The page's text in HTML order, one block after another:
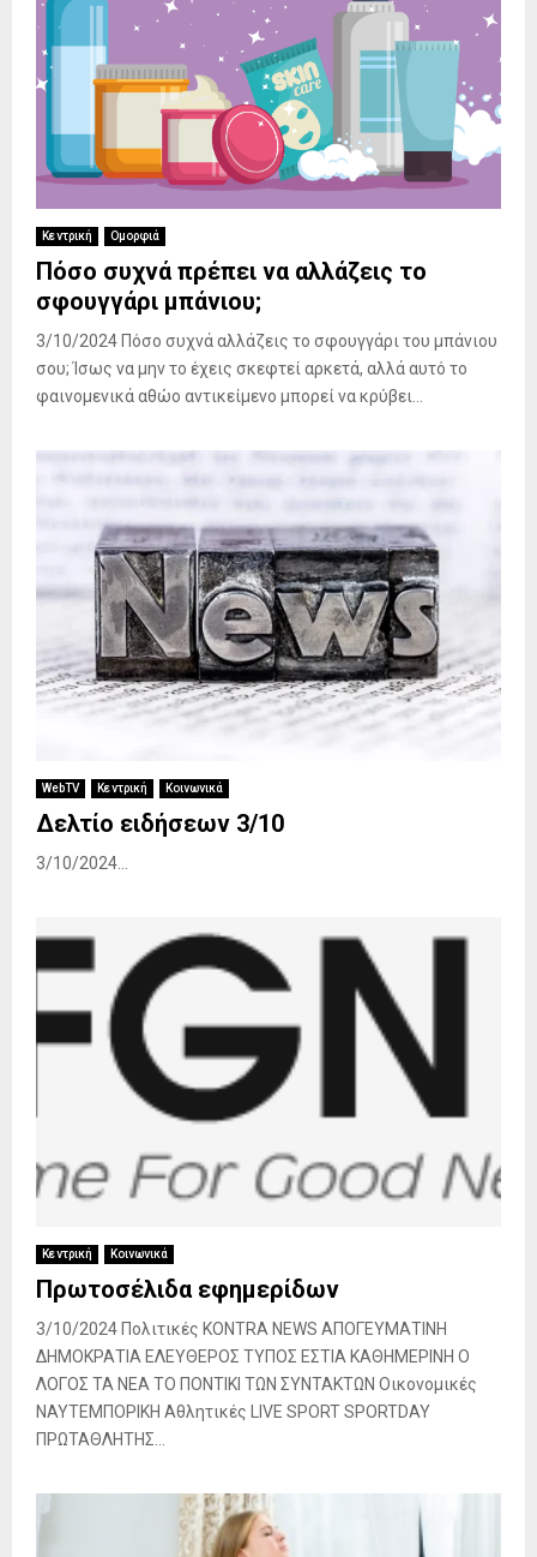
Κεντρική Ομορφιά
Πόσο συχνά πρέπει να αλλάζεις το
σφουγγάρι μπάνιου;
3/10/2024 Πόσο συχνά αλλάζεις το σφουγγάρι του μπάνιου
σου; Ίσως να μην το έχεις σκεφτεί αρκετά, αλλά αυτό το
φαινομενικά αθώο αντικείμενο μπορεί να κρύβει...
WebTV Κεντρική Κοινωνικά
Δελτίο ειδήσεων 3/10
3/10/2024...
Κεντρική Κοινωνικά
Πρωτοσέλιδα εφημερίδων
3/10/2024 Πολιτικές KONTRA NEWS ΑΠΟΓΕΥΜΑΤΙΝΗ
ΔΗΜΟΚΡΑΤΙΑ ΕΛΕΥΘΕΡΟΣ ΤΥΠΟΣ ΕΣΤΙΑ ΚΑΘΗΜΕΡΙΝΗ Ο
ΛΟΓΟΣ ΤΑ ΝΕΑ ΤΟ ΠΟΝΤΙΚΙ ΤΩΝ ΣΥΝΤΑΚΤΩΝ Οικονομικές
ΝΑΥΤΕΜΠΟΡΙΚΗ Αθλητικές LIVE SPORT SPORTDAY
ΠΡΩΤΑΘΛΗΤΗΣ...